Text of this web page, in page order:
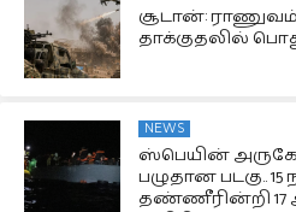
சூடான்:
தாக்குதலில்
NEWS
ஸ்பெயின் அருகே
பழுதான படகு..
தண்ணீரின்றி 17